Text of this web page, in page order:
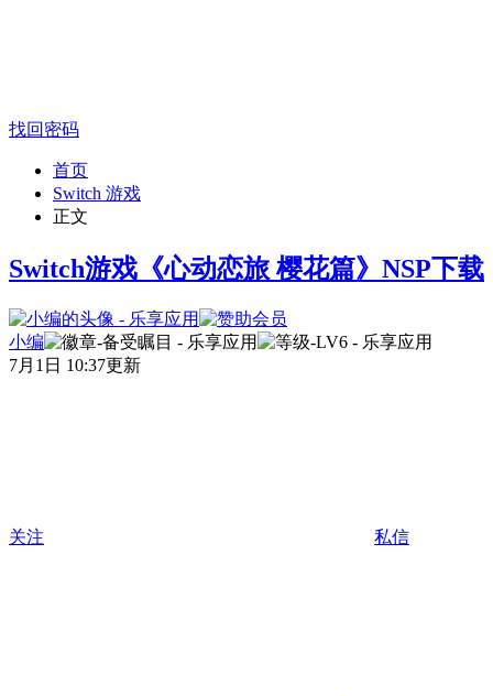
找回密码
首页
Switch 游戏
正文
Switch游戏《心动恋旅 樱花篇》NSP下载
小编
7月1日 10:37更新
关注 私信